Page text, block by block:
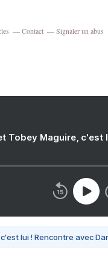
Contact Signaler un abus
Tobey Maguire, c'est
lui ! Rencontre avec